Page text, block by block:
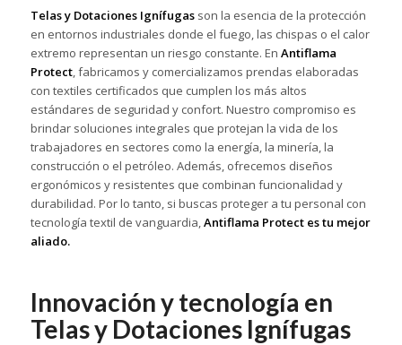
Telas y Dotaciones Ignífugasson la esencia de la protección
en entornos industriales donde el fuego, las chispas o el calor
extremo representan un riesgo constante. En Antiflama
Protect, fabricamos y comercializamos prendas elaboradas
con textiles certificados que cumplen los más altos
estándares de seguridad y confort. Nuestro compromiso es
brindar soluciones integrales que protejan la vida de los
trabajadores en sectores como la energía, la minería, la
construcción o el petróleo. Además, ofrecemos diseños
ergonómicos y resistentes que combinan funcionalidad y
durabilidad. Por lo tanto, si buscas proteger a tu personal con
tecnología textil de vanguardia,Antiflama Protect es tu mejor
aliado.
Innovación y tecnología en
Telas y Dotaciones Ignífugas